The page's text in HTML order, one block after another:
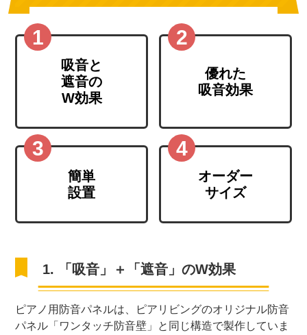
吸音と
遮音の
W効果
優れた
吸音効果
簡単
設置
オーダー
サイズ
1. 「吸音」＋「遮音」のW効果
ピアノ用防音パネルは、ピアリビングのオリジナル防音
パネル「ワンタッチ防音壁」と同じ構造で製作していま